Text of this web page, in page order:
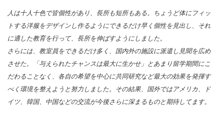
人は十人十色で皆個性があり、長所も短所もある。ちょうど体にフィッ
トする洋服をデザインし作るようにできるだけ早く個性を見出し、それ
に適した教育を行って、長所を伸ばすようにしました。
さらには、教室員をできるだけ多く、国内外の施設に派遣し見聞を広め
させた。「与えられたチャンスは最大に生かせ」とあまり留学期間にこ
だわることなく、各自の希望を中心に共同研究など最大の効果を発揮す
べく環境を整えようと努力しました。その結果、国外ではアメリカ、ド
イツ、韓国、中国などの交流が今後さらに深まるものと期待してます。